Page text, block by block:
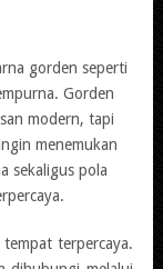
gorden seperti
Gorden
modern, tapi
menemukan
sekaligus pola
terpercaya.